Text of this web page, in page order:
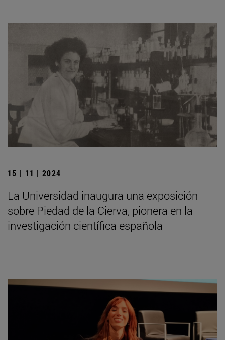
15 | 11 | 2024
La Universidad inaugura una exposición
sobre Piedad de la Cierva, pionera en la
investigación científica española